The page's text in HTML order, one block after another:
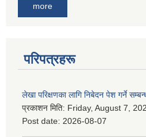
more
परिपत्रहरू
लेखा परिक्षणका लागि निबेदन पेश गर्ने
प्रकाशन मिति: Friday, August 7,
Post date: 2026-08-07